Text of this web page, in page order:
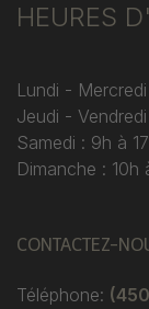
HEURES
Lundi -
Jeudi -
Samedi : 9h à
Dimanche : 10h
CONTACTEZ-
Téléphone: